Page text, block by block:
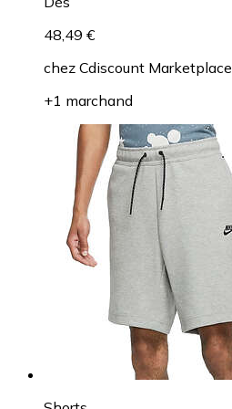
48,49 €
chez Cdiscount Marketplace
+1 marchand